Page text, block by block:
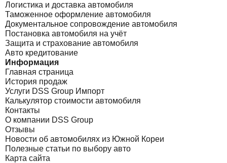
Логистика и доставка автомобиля
Таможенное оформление автомобиля
Документальное сопровождение автомобиля
Постановка автомобиля на учёт
Защита и страхование автомобиля
Авто кредитование
Информация
Главная страница
История продаж
Услуги DSS Group Импорт
Калькулятор стоимости автомобиля
Контакты
О компании DSS Group
Отзывы
Новости об автомобилях из Южной Кореи
Полезные статьи по выбору авто
Карта сайта